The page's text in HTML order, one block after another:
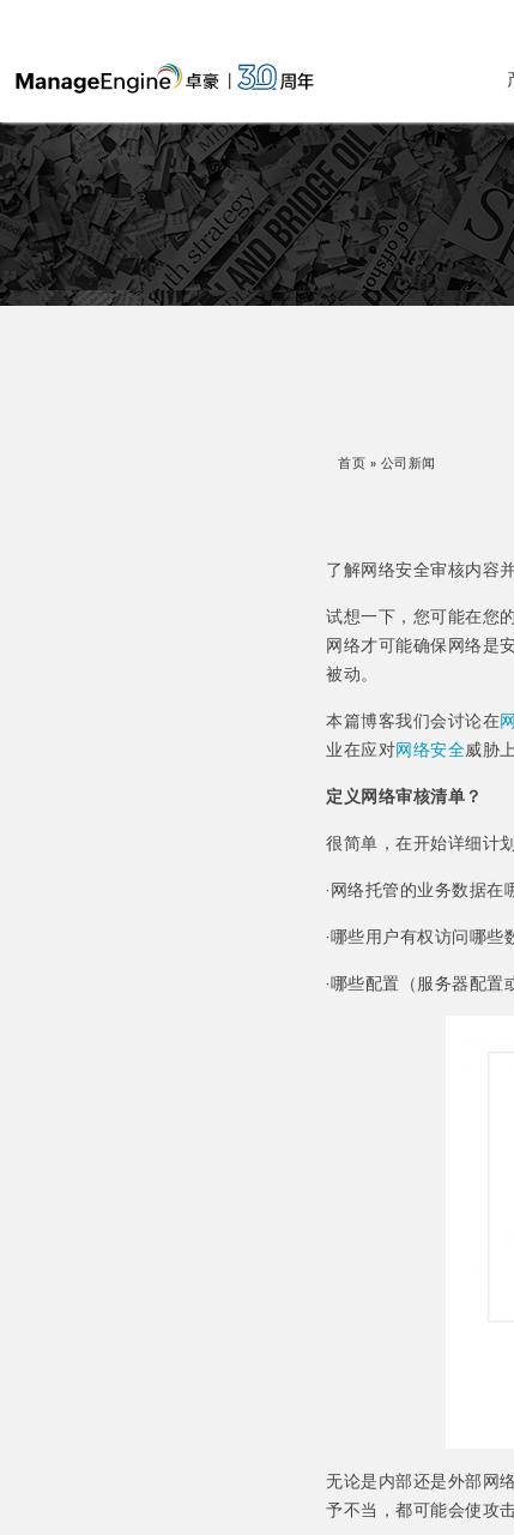
首页 » 公司新闻
了解网络安全审核内容
试想一下，您可能在您
网络才可能确保网络是
被动。
本篇博客我们会讨论在
业在应对网络安全威胁
定义网络审核清单？
很简单，在开始详细计
·网络托管的业务数据在
·哪些用户有权访问哪些
·哪些配置（服务器配置
无论是内部还是外部网
予不当，都可能会使攻击